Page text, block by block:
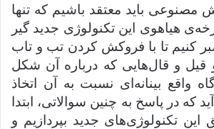
مصنوعی باید معتقد باشیم که تنها
هیاهوی این تکنولوژی جدید گیر
صبر کنیم تا با فروکش کردن تب و تاب
و قال‌هایی که درباره آن شکل
واقع بینانه‌ای نسبت به آن اتخاذ
که در پاسخ به چنین سوالاتی، ابتدا
این تکنولوژی‌های جدید بپردازیم و